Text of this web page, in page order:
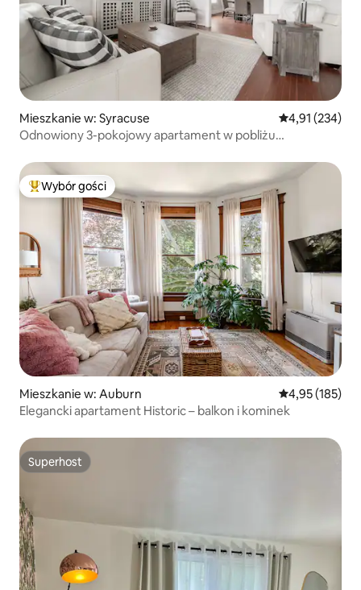
Mieszkanie w: Syracuse Średnia
4,91 (234)
Odnowiony 3-pokojowy apartament w pobliżu
Najpopularniejsze z kategorii Wybór gości
Wybór gości
Mieszkanie w: Auburn Średnia
4,95 (185)
Elegancki apartament Historic – balkon i kominek
Superhost
Superhost